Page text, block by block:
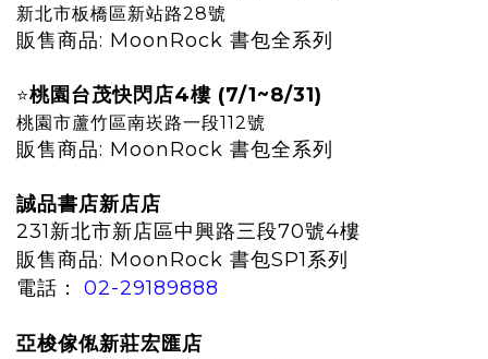
新北市板橋區新站路28號
販售商品: MoonRock 書包全系列
⭐桃園台茂快閃店4樓 (7/1~8/31)
桃園市蘆竹區南崁路一段112號
販售商品: MoonRock 書包全系列
誠品書店新店店
231新北市新店區中興路三段70號4樓
販售商品: MoonRock 書包SP1系列
電話：
02-29189888
亞梭傢俬新莊宏匯店